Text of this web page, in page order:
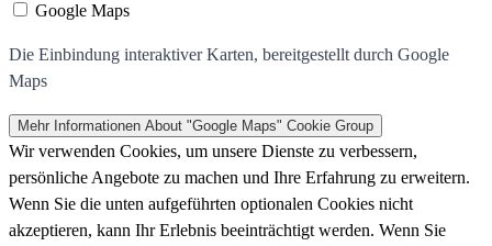
Google Maps
Die Einbindung interaktiver Karten, bereitgestellt durch Google
Maps
Mehr Informationen About "Google Maps" Cookie Group
Wir verwenden Cookies, um unsere Dienste zu verbessern,
persönliche Angebote zu machen und Ihre Erfahrung zu erweitern.
Wenn Sie die unten aufgeführten optionalen Cookies nicht
akzeptieren, kann Ihr Erlebnis beeinträchtigt werden. Wenn Sie